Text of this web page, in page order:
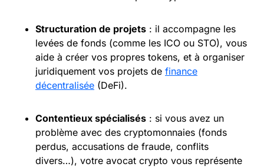
Structuration de projets : il accompagne les
levées de fonds (comme les ICO ou STO), vous
aide à créer vos propres tokens, et à organiser
juridiquement vos projets de finance
décentralisée (DeFi).
Contentieux spécialisés : si vous avez un
problème avec des cryptomonnaies (fonds
perdus, accusations de fraude, conflits
divers…), votre avocat crypto vous représente